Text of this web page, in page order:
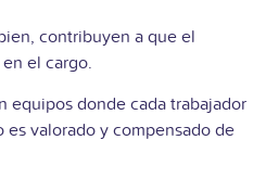
contribuyen a que el
el cargo.
equipos donde cada trabajador
valorado y compensado de